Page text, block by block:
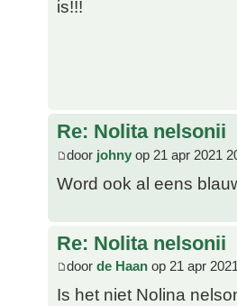
is!!!
Re: Nolita nelsonii
door johny op 21 apr 2021
Word ook al eens
Re: Nolita nelsonii
door de Haan op 21 apr
Is het niet Nolina